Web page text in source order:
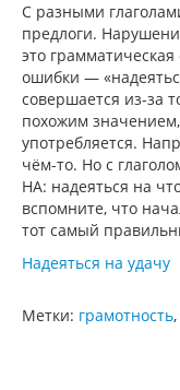
С разными
предлоги.
это
ошибки —
совершается из-за
похожим
употребляется.
чём-то. Но с
НА: надеяться на
вспомните, что
тот самый
Надеяться на удачу
Метки: грамотность,